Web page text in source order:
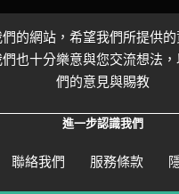
的網站，希望我們所提供
也十分樂意與您交流想法
們的意見與賜教
進一步認識我們
聯絡我們 服務條款